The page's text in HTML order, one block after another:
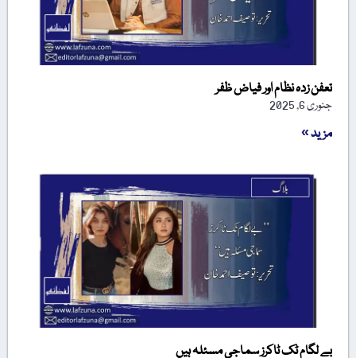
تعفن زدہ نظام اور فیاض ظفر
جنوری 6, 2025
مزید »
بے لگام ٹک ٹاکرز سماجی مسئلہ ہیں